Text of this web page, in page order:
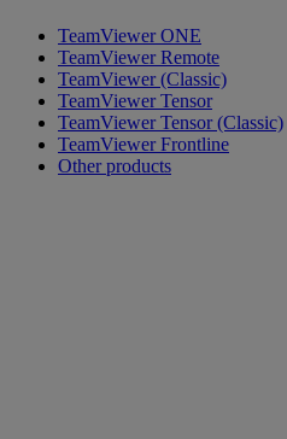
TeamViewer ONE
TeamViewer Remote
TeamViewer (Classic)
TeamViewer Tensor
TeamViewer Tensor (Classic)
TeamViewer Frontline
Other products